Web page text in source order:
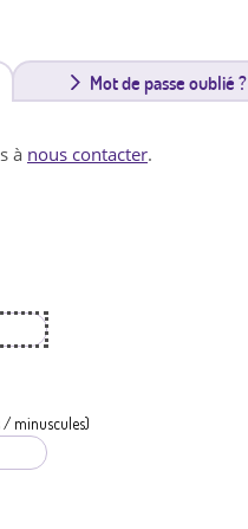
Mot de passe oublié ?
à nous contacter.
/ minuscules)